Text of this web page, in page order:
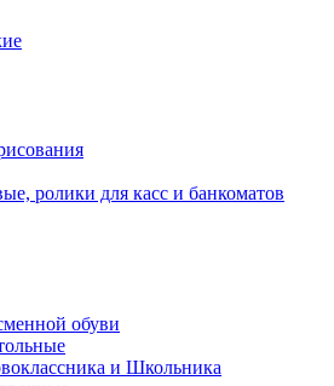
ролики для касс и банкоматов
обуви
и Школьника